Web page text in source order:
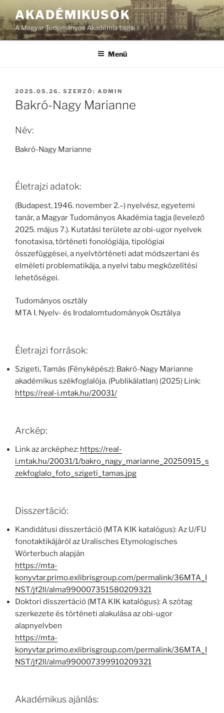
AKADÉMIKUSOK
A Magyar Tudományos Akadémia tagjai
Menü
BEKÜLDVE:
2025.05.26. SZERZŐ: ADMIN
Bakró-Nagy Marianne
Név:
Bakró-Nagy Marianne
Életrajzi adatok:
(Budapest, 1946. november 2.–) nyelvész, egyetemi
tanár, a Magyar Tudományos Akadémia tagja (levelező
2025. május 7.). Kutatási területe az obi-ugor nyelvek
fonotaxisa, történeti fonológiája, tipológiai
összefüggései, a nyelvtörténeti adat módszertani és
elméleti problematikája, a nyelvi tabu megközelítési
lehetőségei.
Tudományos osztály
MTA I. Nyelv- és Irodalomtudományok Osztálya
Életrajzi források:
Szigeti, Tamás (Fényképész): Bakró-Nagy Marianne
akadémikus székfoglalója. (Publikálatlan) (2025) Link:
https://real-i.mtak.hu/20031/
Arckép:
Link az arcképhez: https://real-
i.mtak.hu/20031/1/bakro_nagy_marianne_20250915_s
zekfoglalo_foto_szigeti_tamas.jpg
Disszertáció:
Kandidátusi disszertáció (MTA KIK katalógus): Az U/FU
fonotaktikájáról az Uralisches Etymologisches
Wörterbuch alapján
https://mta-
konyvtar.primo.exlibrisgroup.com/permalink/36MTA_I
NST/jf2ll/alma990007351580209321
Doktori disszertáció (MTA KIK katalógus): A szótag
szerkezete és történeti alakulása az obi-ugor
alapnyelvben
https://mta-
konyvtar.primo.exlibrisgroup.com/permalink/36MTA_I
NST/jf2ll/alma990007399910209321
Akadémikus ajánlás: